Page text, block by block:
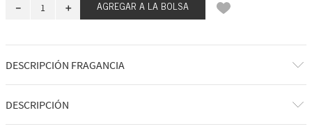
＋
－ AGREGAR A LA BOLSA
DESCRIPCIÓN FRAGANCIA
DESCRIPCIÓN